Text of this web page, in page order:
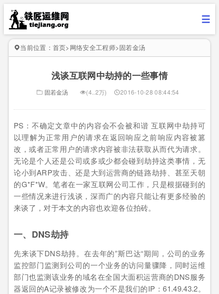
当前位置： 首页> 网络安全工程师>固若金汤
浅谈互联网中劫持的一些事情
固若金汤 (4..2万) 2016-10-28 08:44:54
PS：不确定文章中的内容会不会被和谐 互联网中劫持可
以理解为正常用户的请求在返回响应之前响应内容被篡
改，或者正常用户的请求内容被非法获取从而代为请求。
无论是个人还是公司或多或少都会碰到劫持这类事情，无
论小到ARP攻击、还是大到运营商的链路劫持、甚至天朝
的G*F*W。笔者在一家互联网公司工作，只是根据碰到的
一些情况来进行浅谈，深而广的内容只能让有更多经验的
来谈了，对于本文的内容也欢迎各位拍砖。
一、DNS劫持
先来谈下DNS劫持。在去年的”斯巴达“期间，公司的业务
监控部门监测到公司的一个业务的访问量骤降，同时运维
部门也监测该业务的域名在全国大面积运营商的DNS服务
器返回的A记录被修改为一个不是我们的IP：61.49.43.2。